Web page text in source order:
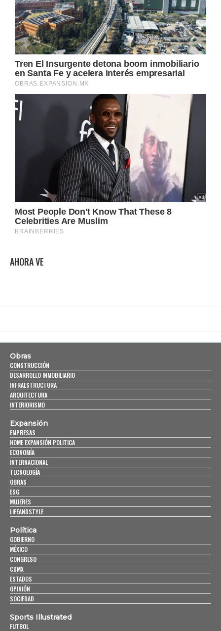
AHORA VE
Obras
CONSTRUCCIÓN
DESARROLLO INMOBILIARIO
INFRAESTRUCTURA
ARQUITECTURA
INTERIORISMO
Expansión
EMPRESAS
HOME EXPANSIÓN POLITICA
ECONOMÍA
INTERNACIONAL
TECNOLOGÍA
OBRAS
ESG
MUJERES
LIFEANDSTYLE
Política
GOBIERNO
MÉXICO
CONGRESO
CDMX
ESTADOS
OPINIÓN
SOCIEDAD
Sports Illustrated
FUTBOL